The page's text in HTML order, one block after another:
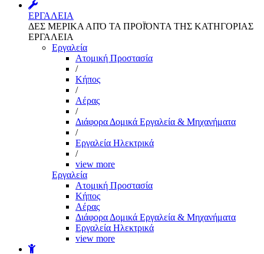
ΕΡΓΑΛΕΙΑ
ΔΕΣ ΜΕΡΙΚΑ ΑΠΌ ΤΑ ΠΡΟΪΌΝΤΑ ΤΗΣ ΚΑΤΗΓΟΡΙΑΣ
ΕΡΓΑΛΕΙΑ
Εργαλεία
Aτομική Προστασία
/
Kήπος
/
Αέρας
/
Διάφορα Δομικά Εργαλεία & Μηχανήματα
/
Εργαλεία Ηλεκτρικά
/
view more
Εργαλεία
Aτομική Προστασία
Kήπος
Αέρας
Διάφορα Δομικά Εργαλεία & Μηχανήματα
Εργαλεία Ηλεκτρικά
view more